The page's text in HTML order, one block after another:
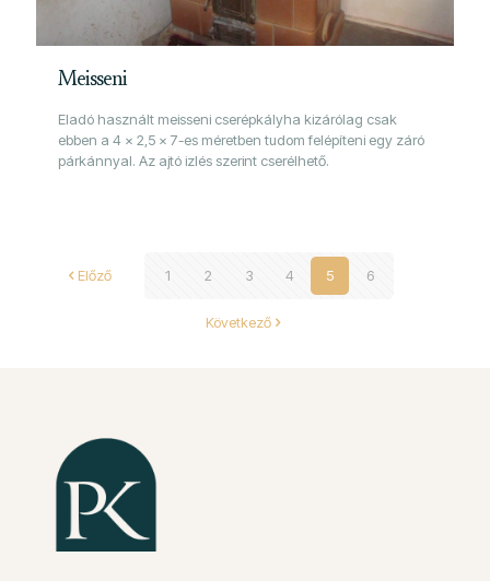
Meisseni
Eladó használt meisseni cserépkályha kizárólag csak
ebben a 4 x 2,5 x 7-es méretben tudom felépíteni egy záró
párkánnyal. Az ajtó izlés szerint cserélhető.
Előző 1 2 3 4 5 6
Következő